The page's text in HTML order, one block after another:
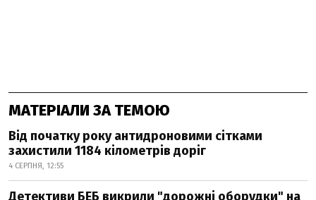
МАТЕРІАЛИ ЗА ТЕМОЮ
Від початку року антидроновими сітками
захистили 1184 кілометрів доріг
4 СЕРПНЯ, 12:55
Детективи БЕБ викрили "дорожні оборудки" на